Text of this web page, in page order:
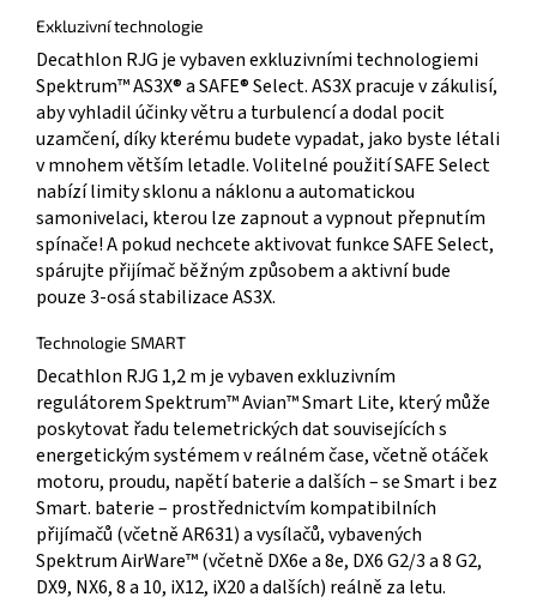
Exkluzivní technologie
Decathlon RJG je vybaven exkluzivními technologiemi
Spektrum™ AS3X® a SAFE® Select. AS3X pracuje v zákulisí,
aby vyhladil účinky větru a turbulencí a dodal pocit
uzamčení, díky kterému budete vypadat, jako byste létali
v mnohem větším letadle. Volitelné použití SAFE Select
nabízí limity sklonu a náklonu a automatickou
samonivelaci, kterou lze zapnout a vypnout přepnutím
spínače! A pokud nechcete aktivovat funkce SAFE Select,
spárujte přijímač běžným způsobem a aktivní bude
pouze 3-osá stabilizace AS3X.
Technologie SMART
Decathlon RJG 1,2 m je vybaven exkluzivním
regulátorem Spektrum™ Avian™ Smart Lite, který může
poskytovat řadu telemetrických dat souvisejících s
energetickým systémem v reálném čase, včetně otáček
motoru, proudu, napětí baterie a dalších – se Smart i bez
Smart. baterie – prostřednictvím kompatibilních
přijímačů (včetně AR631) a vysílačů, vybavených
Spektrum AirWare™ (včetně DX6e a 8e, DX6 G2/3 a 8 G2,
DX9, NX6, 8 a 10, iX12, iX20 a dalších) reálně za letu.